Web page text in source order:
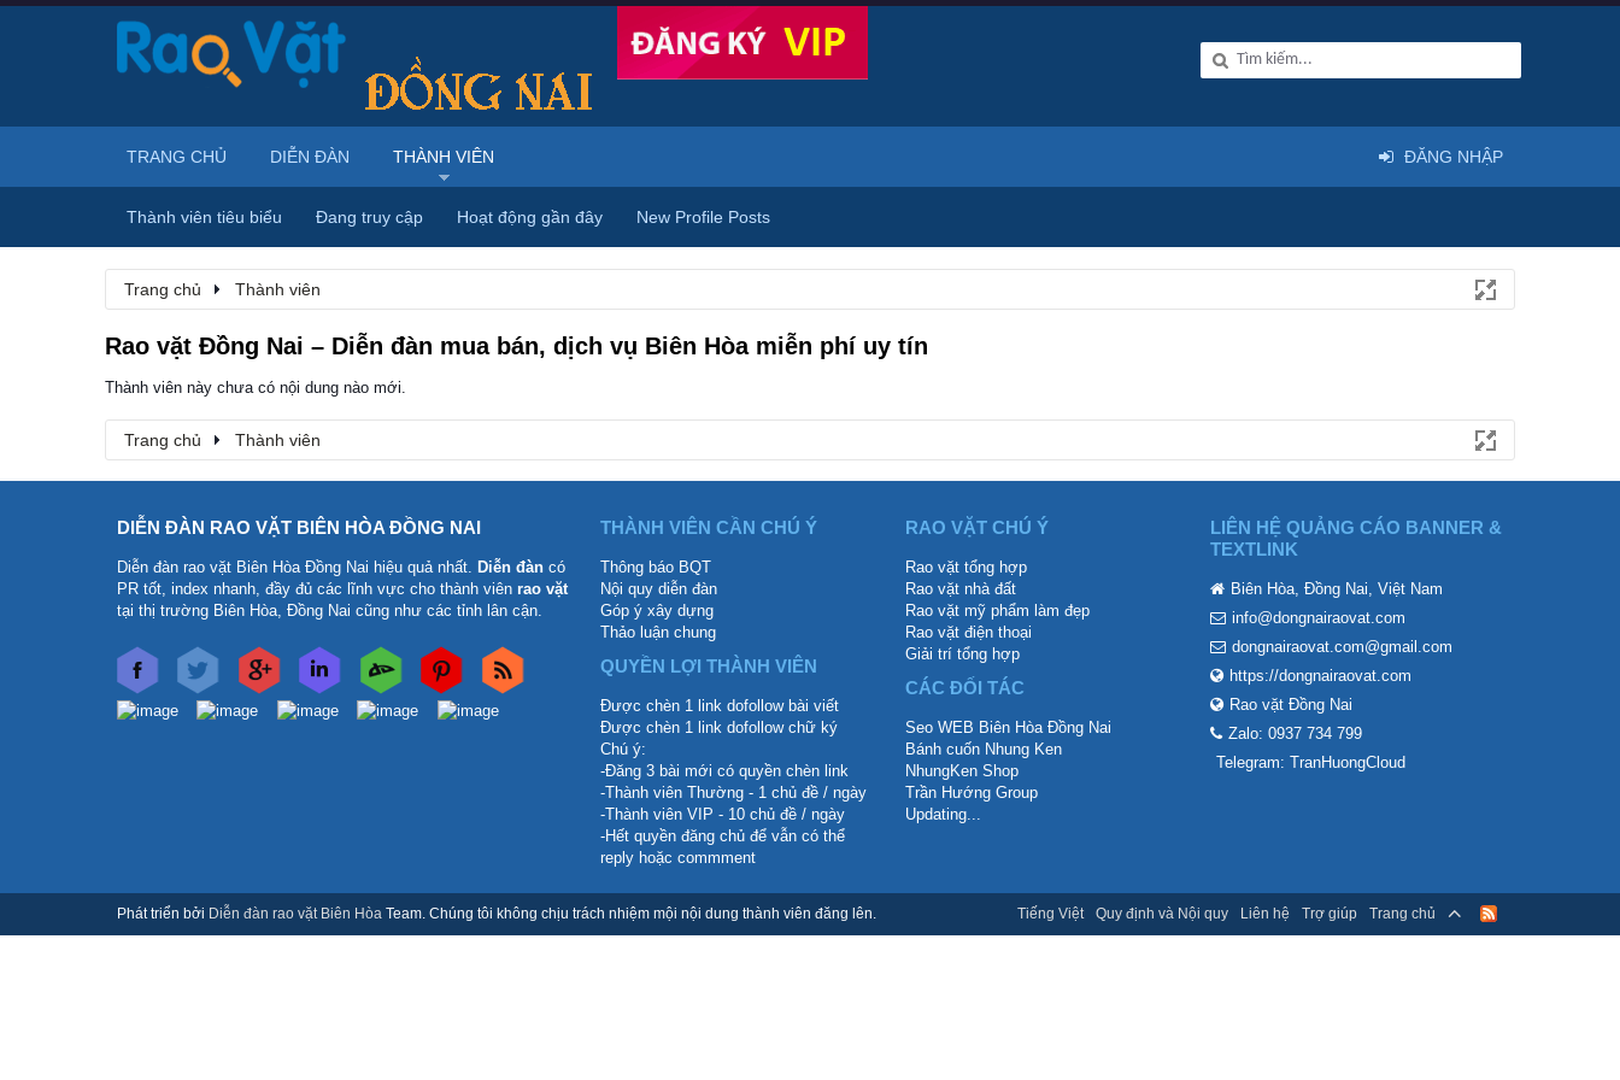
Trang chủ Thành viên
Rao vặt Đồng Nai – Diễn đàn mua bán, dịch vụ Biên Hòa miễn phí uy tín
Thành viên này chưa có nội dung nào mới.
Trang chủ Thành viên
TRANG CHỦ DIỄN ĐÀN THÀNH VIÊN
Thành viên tiêu biểu Đang truy cập Hoạt động gần đây New Profile Posts
ĐĂNG NHẬP
DIỄN ĐÀN RAO VẶT BIÊN HÒA ĐỒNG NAI
Diễn đàn rao vặt Biên Hòa Đồng Nai hiệu quả nhất. Diễn đàn có
PR tốt, index nhanh, đầy đủ các lĩnh vực cho thành viên rao vặt
tại thị trường Biên Hòa, Đồng Nai cũng như các tỉnh lân cận.
THÀNH VIÊN CẦN CHÚ Ý
Thông báo BQT
Nội quy diễn đàn
Góp ý xây dựng
Thảo luận chung
QUYỀN LỢI THÀNH VIÊN
Được chèn 1 link dofollow bài viết
Được chèn 1 link dofollow chữ ký
Chú ý:
-Đăng 3 bài mới có quyền chèn link
-Thành viên Thường - 1 chủ đề / ngày
-Thành viên VIP - 10 chủ đề / ngày
-Hết quyền đăng chủ để vẫn có thể
reply hoặc commment
RAO VẶT CHÚ Ý
Rao vặt tổng hợp
Rao vặt nhà đất
Rao vặt mỹ phẩm làm đẹp
Rao vặt điện thoại
Giải trí tổng hợp
CÁC ĐỐI TÁC
Seo WEB Biên Hòa Đồng Nai
Bánh cuốn Nhung Ken
NhungKen Shop
Trần Hướng Group
Updating...
LIÊN HỆ QUẢNG CÁO BANNER &
TEXTLINK
Biên Hòa, Đồng Nai, Việt Nam
info@dongnairaovat.com
dongnairaovat.com@gmail.com
https://dongnairaovat.com
Rao vặt Đồng Nai
Zalo: 0937 734 799
Telegram: TranHuongCloud
Phát triển bởi Diễn đàn rao vặt Biên Hòa Team. Chúng tôi không chịu trách nhiệm mội nội dung thành viên đăng lên. Tiếng Việt Quy định và Nội quy Liên hệ Trợ giúp Trang chủ